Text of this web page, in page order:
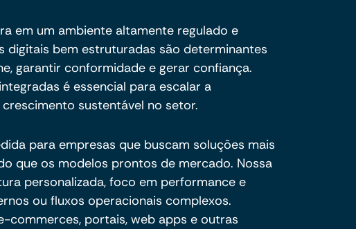
em um ambiente altamente regulado e
digitais bem estruturadas são determinantes
garantir conformidade e gerar confiança.
é essencial para escalar a
sustentável no setor.
para empresas que buscam soluções mais
que os modelos prontos de mercado. Nossa
personalizada, foco em performance e
ou fluxos operacionais complexos.
commerces, portais, web apps e outras